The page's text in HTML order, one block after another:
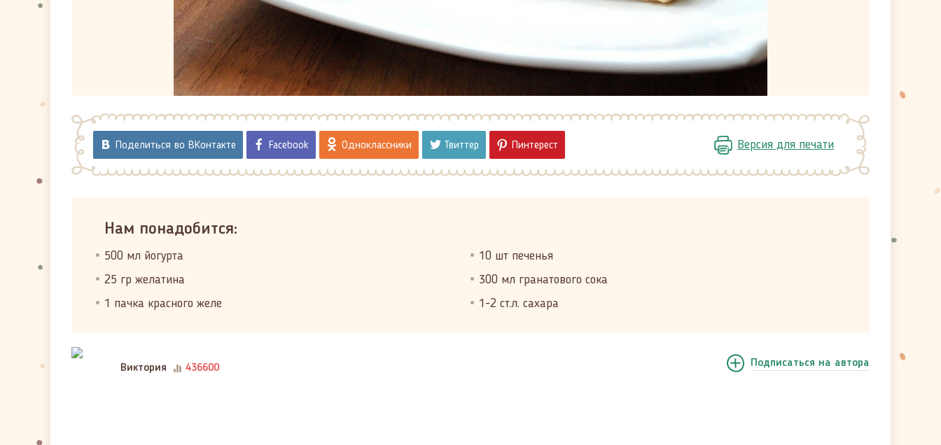
Поделиться во ВКонтакте Facebook Одноклассники Твиттер Пинтерест Версия для печати
Нам понадобится:
500 мл йогурта
10 шт печенья
25 гр желатина
300 мл гранатового сока
1 пачка красного желе
1-2 ст.л. сахара
Виктория 436600 Подписаться на автора